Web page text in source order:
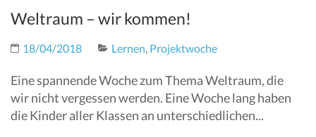
Weltraum – wir kommen!
18/04/2018 Lernen, Projektwoche
Eine spannende Woche zum Thema Weltraum, die
wir nicht vergessen werden. Eine Woche lang haben
die Kinder aller Klassen an unterschiedlichen...